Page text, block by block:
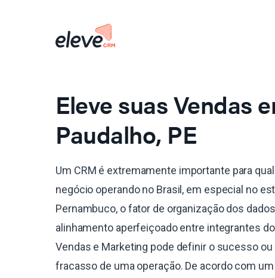
Eleve suas Vendas
Paudalho, PE
Um CRM é extremamente importante para
negócio operando no Brasil, em especial no
Pernambuco, o fator de organização dos
alinhamento aperfeiçoado entre integrantes
Vendas e Marketing pode definir o sucesso ou
fracasso de uma operação. De acordo com